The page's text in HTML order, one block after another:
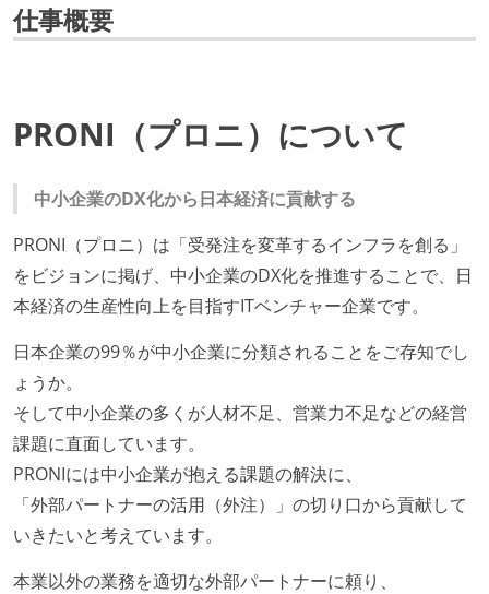
仕事概要
PRONI（プロニ）について
中小企業のDX化から日本経済に貢献する
PRONI（プロニ）は「受発注を変革するインフラを創る」
をビジョンに掲げ、中小企業のDX化を推進することで、日
本経済の生産性向上を目指すITベンチャー企業です。
日本企業の99％が中小企業に分類されることをご存知でし
ょうか。
そして中小企業の多くが人材不足、営業力不足などの経営
課題に直面しています。
PRONIには中小企業が抱える課題の解決に、
「外部パートナーの活用（外注）」の切り口から貢献して
いきたいと考えています。
本業以外の業務を適切な外部パートナーに頼り、